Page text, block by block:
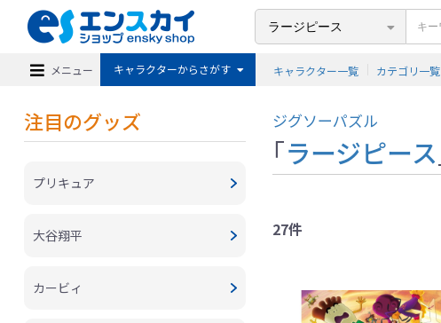
メニュー キャラクターからさがす キャラクター一覧 カテゴリ一覧
注目のグッズ
プリキュア
大谷翔平
カービィ
ジグソーパズル
「ラージピース
27件